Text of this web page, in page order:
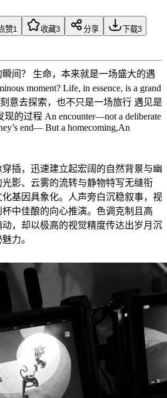
赞1 收藏3 分享 下载3
间？ 生命，本来就是一场盛大的遇
moment? Life, in essence, is a grand
意去探索，也不只是一场旅行 遇见是
的过程 An encounter—not a deliberate
end— But a homecoming,An
插，迅速建立起宏阔的自然背景与幽
影、云雾的流转与静物特写无缝衔
基因具象化。人声旁白沉稳叙事，视
中佳酿的向心推演。色调克制且高
，却以极高的视觉精度传达出岁月沉
力。